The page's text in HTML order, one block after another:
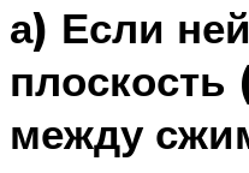
а) Если
плоскость
между